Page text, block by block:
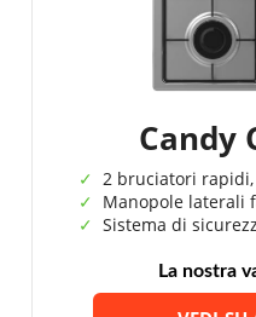
Candy
2 bruciatori
Manopole laterali
Sistema di
La nostra